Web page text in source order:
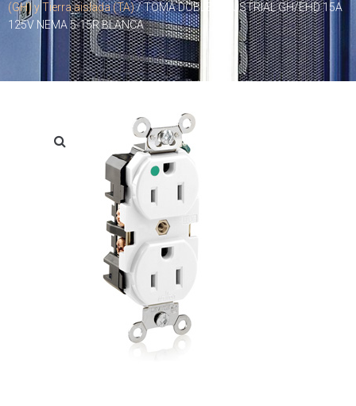
(GH) y Tierra aislada (TA)/ TOMA DOBLE INDUSTRIAL GH/EHD 15A
125V NEMA 5-15R BLANCA